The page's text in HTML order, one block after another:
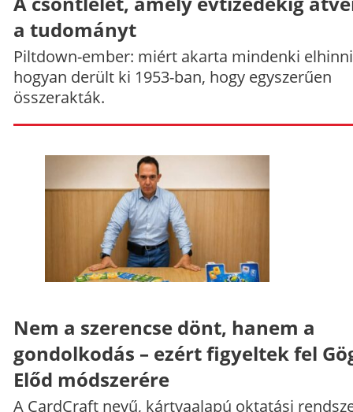
a tudományt
Piltdown-ember: miért akarta mindenki
hogyan derült ki 1953-ban, hogy egyszerűen
összerakták.
Nem a szerencse dönt, hanem a
gondolkodás – ezért figyeltek fel
Előd módszerére
A CardCraft nevű, kártyaalapú oktatási